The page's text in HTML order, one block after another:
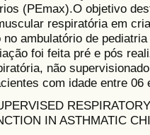
(PEmax).O objetivo
respiratória em
ambulatório de
foi feita pré e pós
não
com idade entre 06
IN ASTHMATIC